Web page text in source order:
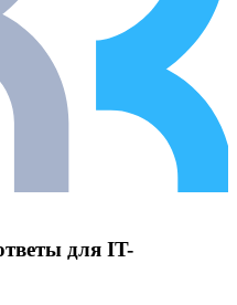
для IT-